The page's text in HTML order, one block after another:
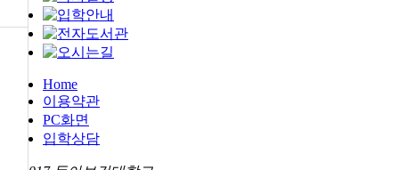
Home
이용약관
PC화면
입학상담